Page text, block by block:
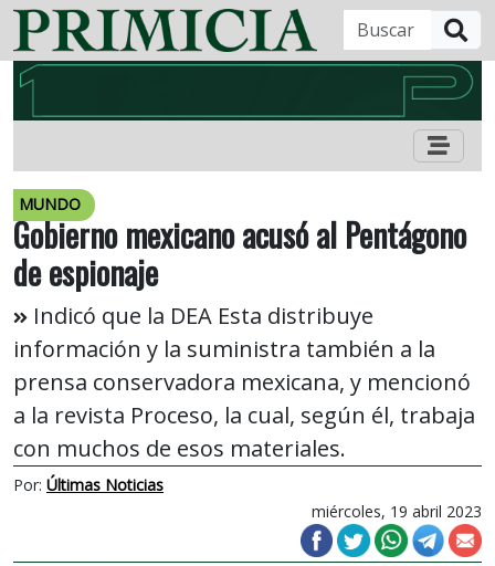
MUNDO
Gobierno mexicano acusó al Pentágono
de espionaje
Indicó que la DEA Esta distribuye
información y la suministra también a la
prensa conservadora mexicana, y mencionó
a la revista Proceso, la cual, según él, trabaja
con muchos de esos materiales.
Por: Últimas Noticias
miércoles, 19 abril 2023